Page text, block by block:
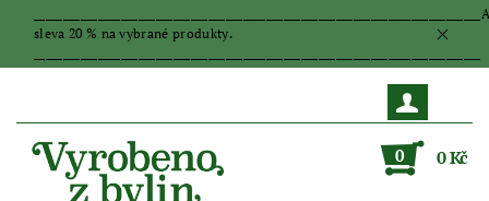
sleva 20 % na vybrané produkty.
0 0 Kč